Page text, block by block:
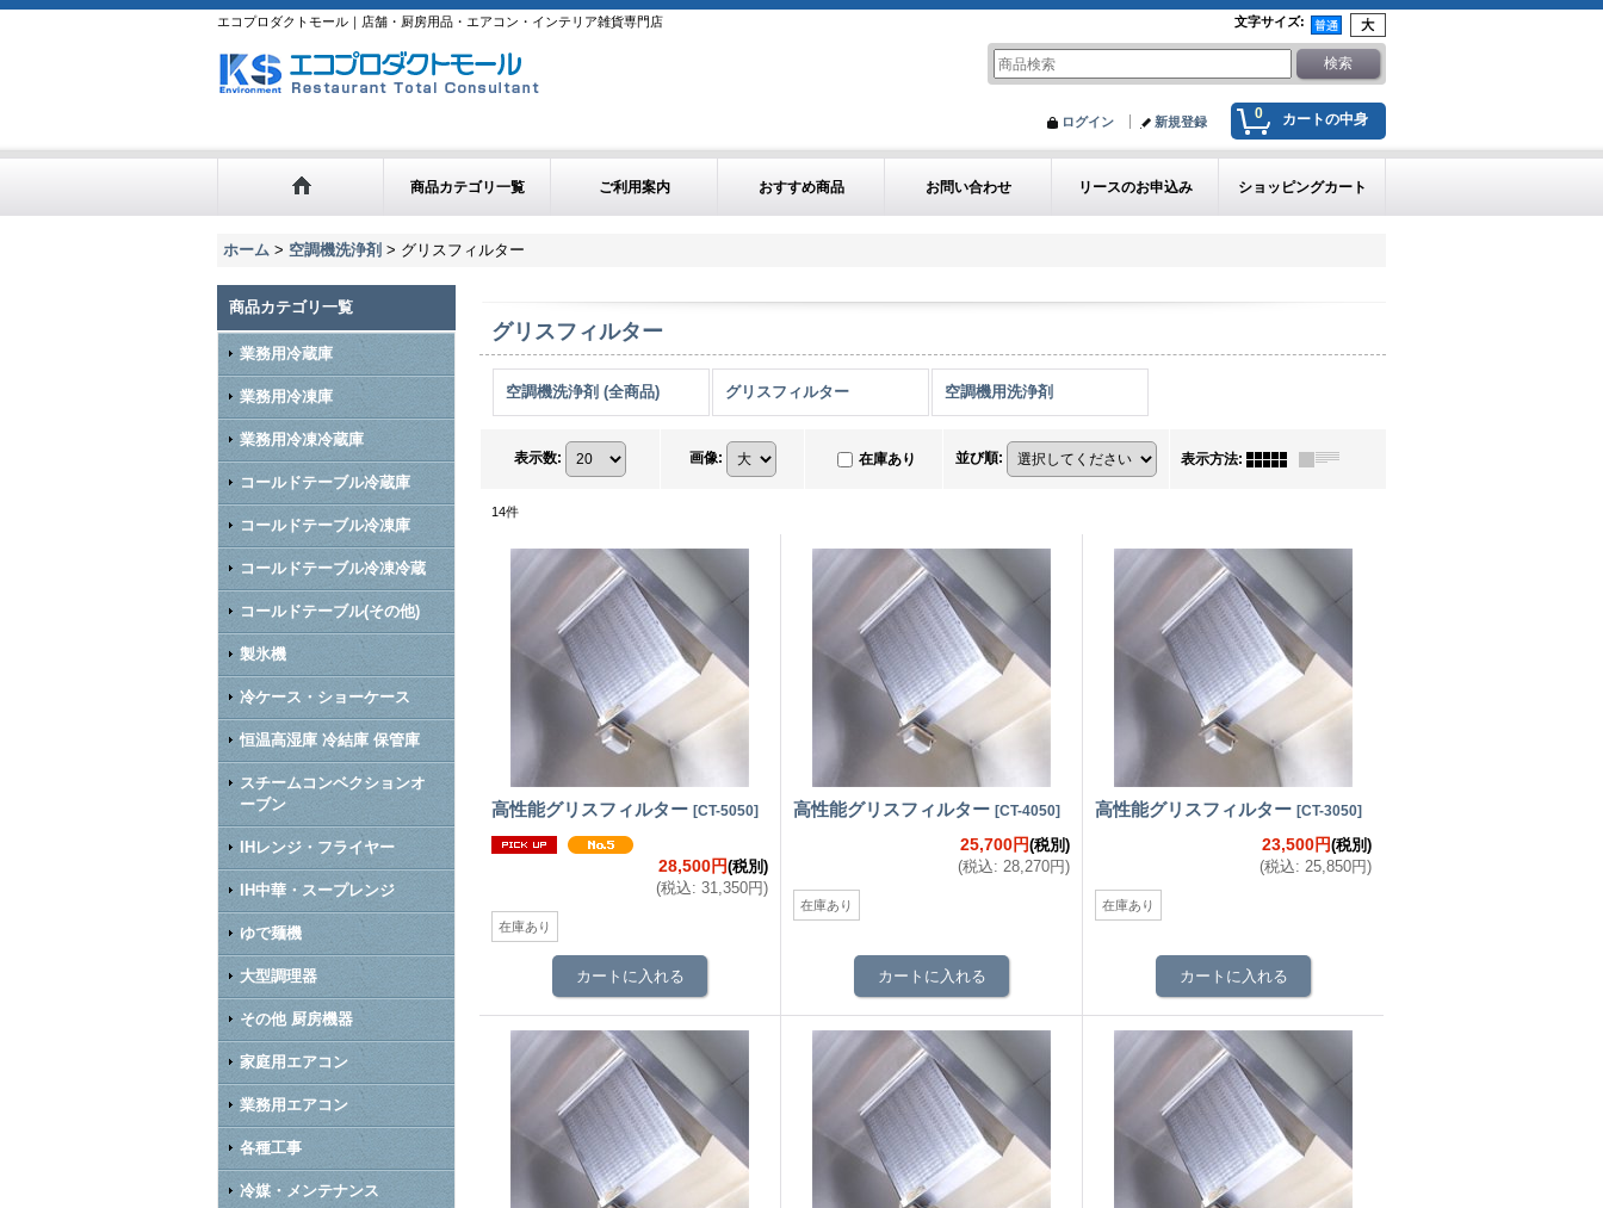
エコプロダクトモール｜店舗・厨房用品・エアコン・インテリア雑貨専門店 文字サイズ:
0 カートの中身
ログイン 新規登録
商品カテゴリ一覧 ご利用案内 おすすめ商品 お問い合わせ リースのお申込み ショッピングカート
ホーム > 空調機洗浄剤 > グリスフィルター
商品カテゴリ一覧
業務用冷蔵庫
業務用冷凍庫
業務用冷凍冷蔵庫
コールドテーブル冷蔵庫
コールドテーブル冷凍庫
コールドテーブル冷凍冷蔵
コールドテーブル(その他)
製氷機
冷ケース・ショーケース
恒温高湿庫 冷結庫 保管庫
スチームコンベクションオ
ーブン
IHレンジ・フライヤー
IH中華・スープレンジ
ゆで麺機
大型調理器
その他 厨房機器
家庭用エアコン
業務用エアコン
各種工事
冷媒・メンテナンス
グリスフィルター
空調機洗浄剤 (全商品) グリスフィルター 空調機用洗浄剤
表示数: 画像: 在庫あり 並び順: 表示方法:
14件
高性能グリスフィルター [CT-5050]
28,500円(税別)
(税込: 31,350円)
在庫あり
高性能グリスフィルター [CT-4050]
25,700円(税別)
(税込: 28,270円)
在庫あり
高性能グリスフィルター [CT-3050]
23,500円(税別)
(税込: 25,850円)
在庫あり